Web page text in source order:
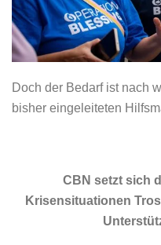
Doch der Bedarf ist nach
bisher eingeleiteten
CBN setzt sich
Krisensituationen